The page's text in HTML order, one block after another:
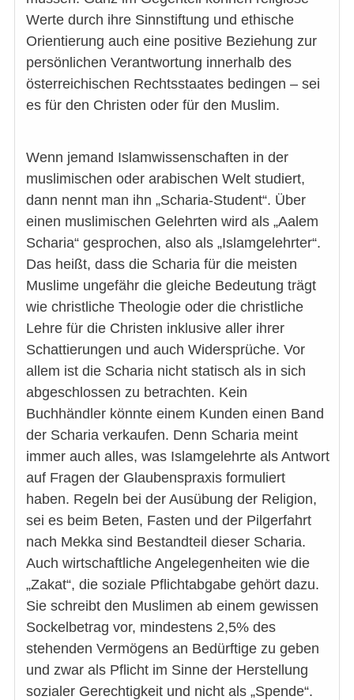
Werte durch ihre Sinnstiftung und ethische
Orientierung auch eine positive Beziehung zur
persönlichen Verantwortung innerhalb des
österreichischen Rechtsstaates bedingen – sei
es für den Christen oder für den Muslim.
Wenn jemand Islamwissenschaften in der
muslimischen oder arabischen Welt studiert,
dann nennt man ihn „Scharia-Student“. Über
einen muslimischen Gelehrten wird als „Aalem
Scharia“ gesprochen, also als „Islamgelehrter“.
Das heißt, dass die Scharia für die meisten
Muslime ungefähr die gleiche Bedeutung trägt
wie christliche Theologie oder die christliche
Lehre für die Christen inklusive aller ihrer
Schattierungen und auch Widersprüche. Vor
allem ist die Scharia nicht statisch als in sich
abgeschlossen zu betrachten. Kein
Buchhändler könnte einem Kunden einen Band
der Scharia verkaufen. Denn Scharia meint
immer auch alles, was Islamgelehrte als Antwort
auf Fragen der Glaubenspraxis formuliert
haben. Regeln bei der Ausübung der Religion,
sei es beim Beten, Fasten und der Pilgerfahrt
nach Mekka sind Bestandteil dieser Scharia.
Auch wirtschaftliche Angelegenheiten wie die
„Zakat“, die soziale Pflichtabgabe gehört dazu.
Sie schreibt den Muslimen ab einem gewissen
Sockelbetrag vor, mindestens 2,5% des
stehenden Vermögens an Bedürftige zu geben
und zwar als Pflicht im Sinne der Herstellung
sozialer Gerechtigkeit und nicht als „Spende“.